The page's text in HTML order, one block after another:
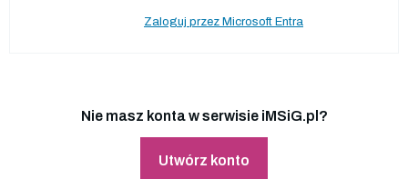
Zaloguj przez Microsoft Entra
Nie masz konta w serwisie iMSiG.pl?
Utwórz konto